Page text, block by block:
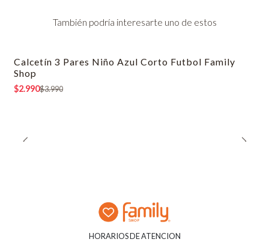
También podría interesarte uno de estos
-25% OFF
Calcetín 3 Pares Niño Azul Corto Futbol Family
Shop
$2.990$3.990
HORARIOS DE ATENCION